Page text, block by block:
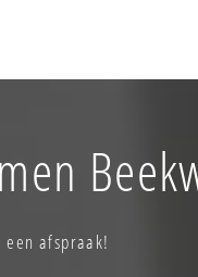
een afspraak!